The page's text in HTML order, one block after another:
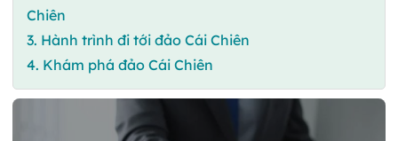
Chiên
3. Hành trình đi tới đảo Cái Chiên
4. Khám phá đảo Cái Chiên